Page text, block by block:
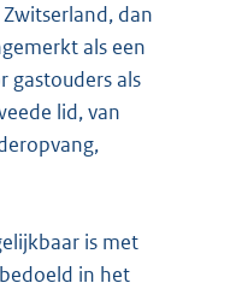
dan
als een
gastouders als
lid, van
is met
in het